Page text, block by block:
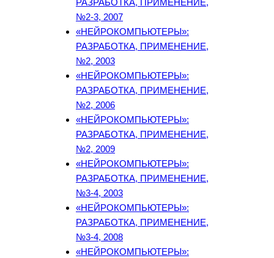
РАЗРАБОТКА, ПРИМЕНЕНИЕ,
№2-3, 2007
«НЕЙРОКОМПЬЮТЕРЫ»:
РАЗРАБОТКА, ПРИМЕНЕНИЕ,
№2, 2003
«НЕЙРОКОМПЬЮТЕРЫ»:
РАЗРАБОТКА, ПРИМЕНЕНИЕ,
№2, 2006
«НЕЙРОКОМПЬЮТЕРЫ»:
РАЗРАБОТКА, ПРИМЕНЕНИЕ,
№2, 2009
«НЕЙРОКОМПЬЮТЕРЫ»:
РАЗРАБОТКА, ПРИМЕНЕНИЕ,
№3-4, 2003
«НЕЙРОКОМПЬЮТЕРЫ»:
РАЗРАБОТКА, ПРИМЕНЕНИЕ,
№3-4, 2008
«НЕЙРОКОМПЬЮТЕРЫ»: